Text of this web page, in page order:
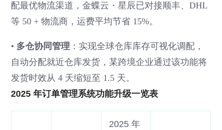
配最优物流渠道，金蝶云・星辰已对接顺丰、DHL
等 50 + 物流商，运费平均节省 15%。
• 多仓协同管理 ：实现全球仓库库存可视化调配，
自动分配就近仓库发货，某跨境企业通过该功能将
发货时效从 4 天缩短至 1.5 天。
2025 年订单管理系统功能升级一览表
2025 年